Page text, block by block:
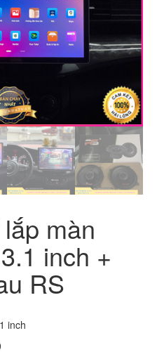
màn
inch +
RS
inch